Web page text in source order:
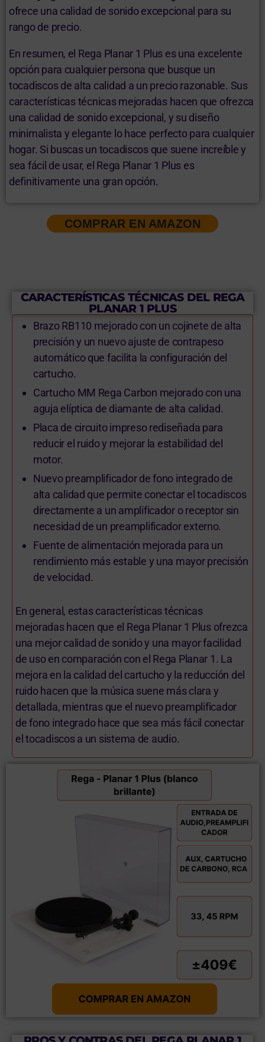
ofrece una calidad de sonido excepcional para su
rango de precio.
En resumen, el Rega Planar 1 Plus es una excelente
opción para cualquier persona que busque un
tocadiscos de alta calidad a un precio razonable. Sus
características técnicas mejoradas hacen que ofrezca
una calidad de sonido excepcional, y su diseño
minimalista y elegante lo hace perfecto para cualquier
hogar. Si buscas un tocadiscos que suene increíble y
sea fácil de usar, el Rega Planar 1 Plus es
definitivamente una gran opción.
COMPRAR EN AMAZON
CARACTERÍSTICAS TÉCNICAS DEL REGA
PLANAR 1 PLUS
Brazo RB110 mejorado con un cojinete de alta
precisión y un nuevo ajuste de contrapeso
automático que facilita la configuración del
cartucho.
Cartucho MM Rega Carbon mejorado con una
aguja elíptica de diamante de alta calidad.
Placa de circuito impreso rediseñada para
reducir el ruido y mejorar la estabilidad del
motor.
Nuevo preamplificador de fono integrado de
alta calidad que permite conectar el tocadiscos
directamente a un amplificador o receptor sin
necesidad de un preamplificador externo.
Fuente de alimentación mejorada para un
rendimiento más estable y una mayor precisión
de velocidad.
En general, estas características técnicas
mejoradas hacen que el Rega Planar 1 Plus ofrezca
una mejor calidad de sonido y una mayor facilidad
de uso en comparación con el Rega Planar 1. La
mejora en la calidad del cartucho y la reducción del
ruido hacen que la música suene más clara y
detallada, mientras que el nuevo preamplificador
de fono integrado hace que sea más fácil conectar
el tocadiscos a un sistema de audio.